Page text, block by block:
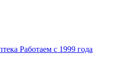
Работаем с 1999 года